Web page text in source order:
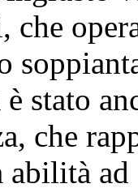
che
è stato
che
abilità